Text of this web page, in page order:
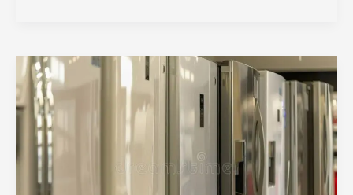
é
confiável
para
comprar
eletrodomésticos